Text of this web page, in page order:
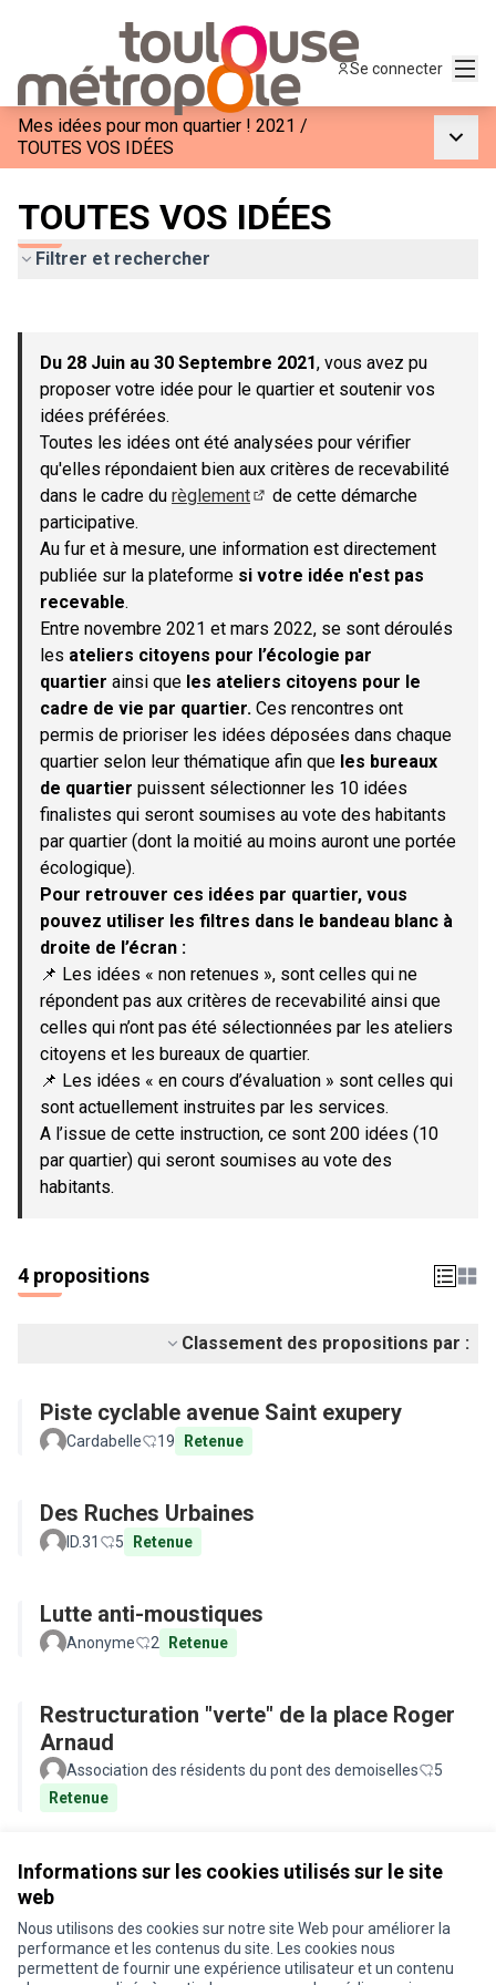
Informations sur les cookies utilisés sur le site
web
Nous utilisons des cookies sur notre site Web pour améliorer la
performance et les contenus du site. Les cookies nous
permettent de fournir une expérience utilisateur et un contenu
Se connecter
Mes idées pour mon quartier ! 2021 /
TOUTES VOS IDÉES
TOUTES VOS IDÉES
Filtrer et rechercher
−
Du 28 Juin au 30 Septembre 2021, vous avez pu
proposer votre idée pour le quartier et soutenir vos
idées préférées.
Toutes les idées ont été analysées pour vérifier
qu'elles répondaient bien aux critères de recevabilité
dans le cadre du règlement
de cette démarche
participative.
Au fur et à mesure, une information est directement
publiée sur la plateforme si votre idée n'est pas
recevable.
Entre novembre 2021 et mars 2022, se sont déroulés
les ateliers citoyens pour l’écologie par
quartier ainsi que les ateliers citoyens pour le
cadre de vie par quartier. Ces rencontres ont
permis de prioriser les idées déposées dans chaque
quartier selon leur thématique afin que les bureaux
de quartier puissent sélectionner les 10 idées
finalistes qui seront soumises au vote des habitants
par quartier (dont la moitié au moins auront une portée
écologique).
Pour retrouver ces idées par quartier, vous
pouvez utiliser les filtres dans le bandeau blanc à
droite de l’écran :
📌 Les idées « non retenues », sont celles qui ne
répondent pas aux critères de recevabilité ainsi que
celles qui n’ont pas été sélectionnées par les ateliers
citoyens et les bureaux de quartier.
📌 Les idées « en cours d’évaluation » sont celles qui
sont actuellement instruites par les services.
A l’issue de cette instruction, ce sont 200 idées (10
par quartier) qui seront soumises au vote des
habitants.
4 propositions
Classement des propositions par :
Piste cyclable avenue Saint exupery
Cardabelle 19 Retenue
Des Ruches Urbaines
ID.31 5 Retenue
Lutte anti-moustiques
Anonyme 2 Retenue
Restructuration "verte" de la place Roger
Arnaud
Association des résidents du pont des demoiselles
5
Retenue
Conditions d'utilisation
Paramètres des cookies
Je participe ! sur X
Je participe ! sur Facebook
Je participe ! sur Instagram